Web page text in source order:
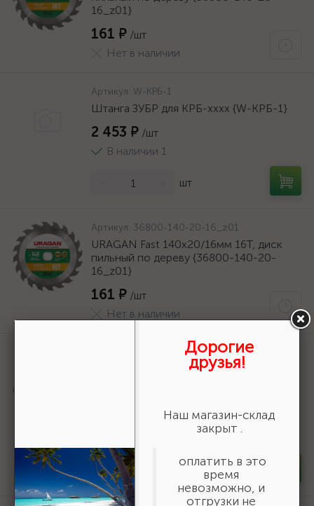
16_z01}
161 ₽ /шт
Нет в наличии
Артикул: W-КРБ-1
Штанга ЗУБР для КРБ-хххх {W-КРБ-1}
2 453 ₽ /шт
В наличии 1
шт
Артикул: 36800-140-20-16_z01
URAGAN Fast 140x20/16мм 16Т, диск
пильный по дереву {36800-140-20-
16_z01}
161 ₽ /шт
Нет в наличии
Шнур хозяйственный СИБИН,
- шт
Дорогие
друзья!
Наш магазин-склад
закрыт .
оплатить в это
время
невозможно, и
отгрузки не